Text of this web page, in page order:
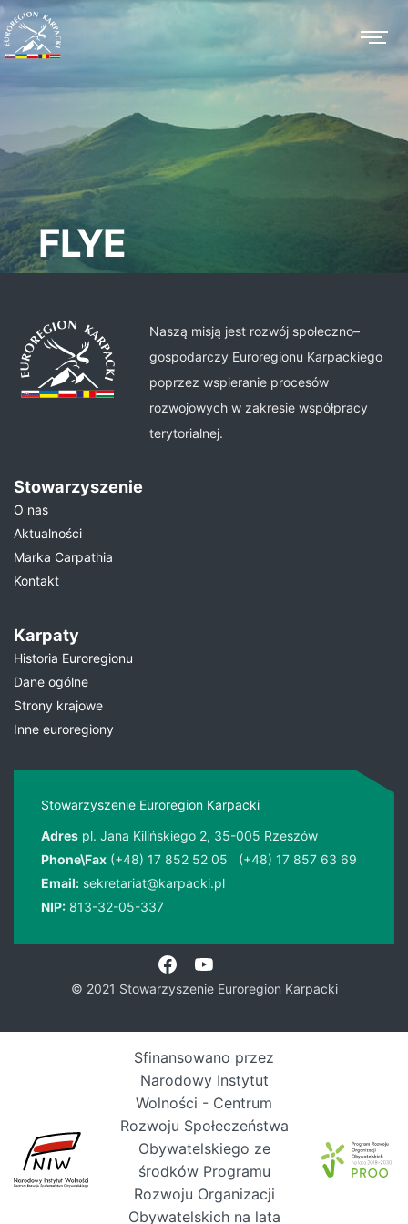
FLYE
Naszą misją jest rozwój społeczno–
gospodarczy Euroregionu Karpackiego
poprzez wspieranie procesów
rozwojowych w zakresie współpracy
terytorialnej.
Stowarzyszenie
O nas
Aktualności
Marka Carpathia
Kontakt
Karpaty
Historia Euroregionu
Dane ogólne
Strony krajowe
Inne euroregiony
Stowarzyszenie Euroregion Karpacki
Adres pl. Jana Kilińskiego 2, 35-005 Rzeszów
Phone\Fax (+48) 17 852 52 05
(+48) 17 857 63 69
Email: sekretariat@karpacki.pl
NIP: 813-32-05-337
© 2021 Stowarzyszenie Euroregion Karpacki
Sfinansowano przez
Narodowy Instytut
Wolności - Centrum
Rozwoju Społeczeństwa
Obywatelskiego ze
środków Programu
Rozwoju Organizacji
Obywatelskich na lata